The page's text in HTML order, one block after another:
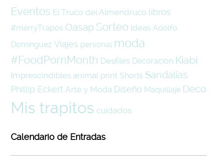
Eventos El Truco del Almendruco libros
#merryTrapos Oasap Sorteo Ideas Adolfo
Domínguez Viajes personal moda
#FoodPornMonth Desfiles Decoración Kiabi
Imprescindibles animal print Shorts Sandalias
Phillip Eckert Arte y Moda Diseño Maquillaje Deco
Mis trapitos cuidados
Calendario de Entradas